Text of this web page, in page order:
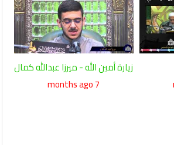
زيارة أمين الله - ميرزا عبدالله كمال
7 months ago